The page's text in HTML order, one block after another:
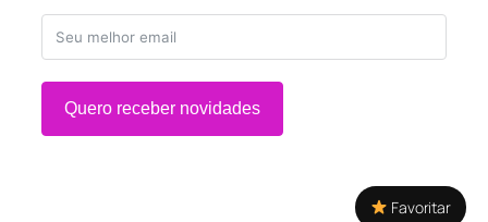
Quero receber novidades
Favoritar